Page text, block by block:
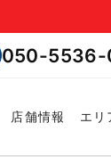
050-5536-
店舗情報 エリ